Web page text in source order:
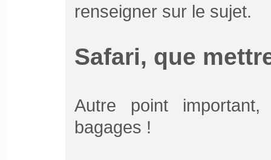
renseigner sur le sujet.
Safari, que
Autre point
bagages !